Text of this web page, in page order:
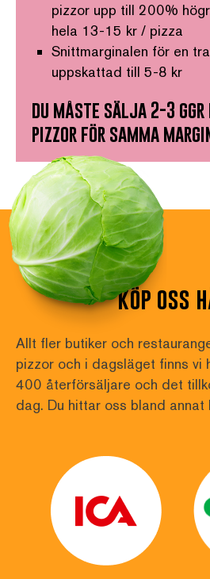
pizzor upp till 200%
hela 13-15 kr / pizza
Snittmarginalen för en
uppskattad till 5-8 kr
du måste sälja 2-3
pizzor för samma
köp oss
Allt fler butiker och
pizzor och i dagsläget finns vi
400 återförsäljare och det
dag. Du hittar oss bland annat